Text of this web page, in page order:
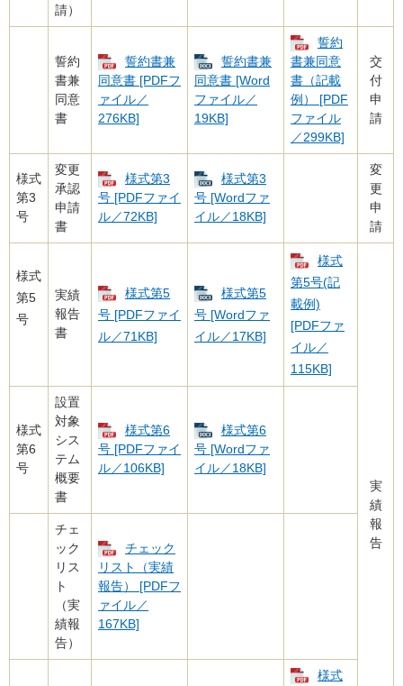
請）
誓約
書兼
同意
書
誓約書兼
同意書 [PDFフ
ァイル／
276KB]
誓約書兼
同意書 [Word
ファイル／
19KB]
誓約
書兼同意
書（記載
例） [PDF
ファイル
／299KB]
交
付
申
請
様式
第3
号
変更
承認
申請
書
様式第3
号 [PDFファイ
ル／72KB]
様式第3
号 [Wordファ
イル／18KB]
変
更
申
請
様式
第5
号
実績
報告
書
様式第5
号 [PDFファイ
ル／71KB]
様式第5
号 [Wordファ
イル／17KB]
様式
第5号(記
載例)
[PDFファ
イル／
115KB]
実
績
報
告
様式
第6
号
設置
対象
シス
テム
概要
書
様式第6
号 [PDFファイ
ル／106KB]
様式第6
号 [Wordファ
イル／18KB]
チェ
ック
リス
ト
（実
績報
告）
チェック
リスト（実績
報告） [PDFフ
ァイル／
167KB]
様式